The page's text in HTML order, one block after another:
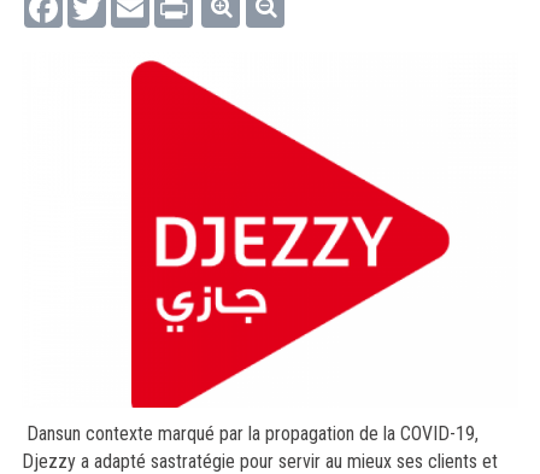
Dansun contexte marqué par la propagation de la COVID-19,
Djezzy a adapté sastratégie pour servir au mieux ses clients et